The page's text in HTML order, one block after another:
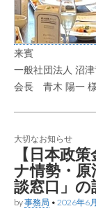
来賓
一般社団法人 沼
会長 青木 陽一 様
大切なお知らせ
【日本政
ナ情勢・原
談窓口」
by事務局 • 2026年6